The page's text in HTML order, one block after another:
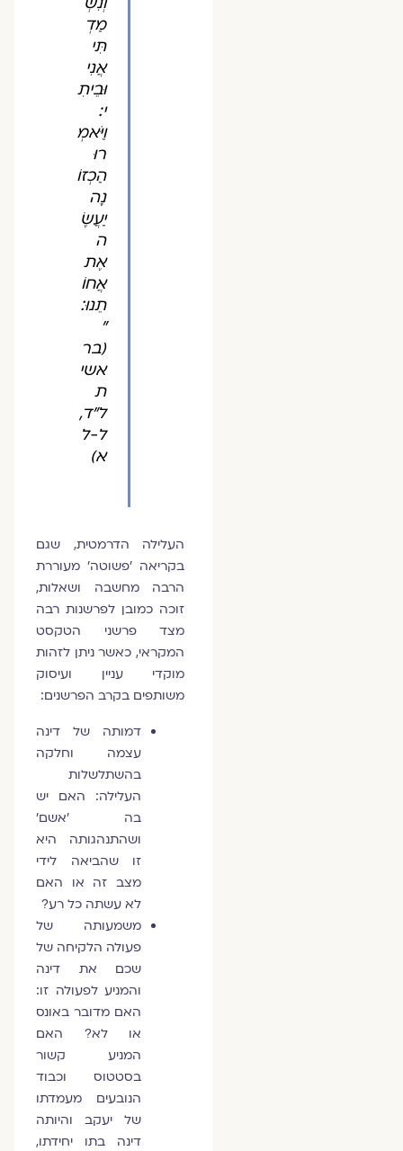
מַדְ
תִּי
אֲנִי
וּבֵיתִ
י:
וַיֹּאמְ
רוּ
הַכְזוֹ
נָה
יַעֲשֶׂ
ה
אֶת
אֲחוֹ
תֵנוּ׃
(בר
אשי
ת
ל"ד,
ל-ל
א)
העלילה הדרמטית, שגם
בקריאה 'פשוטה' מעוררת
הרבה מחשבה ושאלות,
זוכה כמובן לפרשנות רבה
מצד פרשני הטקסט
המקראי, כאשר ניתן לזהות
מוקדי עניין ועיסוק
משותפים בקרב הפרשנים:
דמותה של דינה
עצמה וחלקה
בהשתלשלות
העלילה: האם יש
בה 'אשם'
ושהתנהגותה היא
זו שהביאה לידי
מצב זה או האם
לא עשתה כל רע?
משמעותה של
פעולה הלקיחה של
שכם את דינה
והמניע לפעולה זו:
האם מדובר באונס
או לא? האם
המניע קשור
בסטטוס וכבוד
הנובעים מעמדתו
של יעקב והיותה
דינה בתו יחידתו,